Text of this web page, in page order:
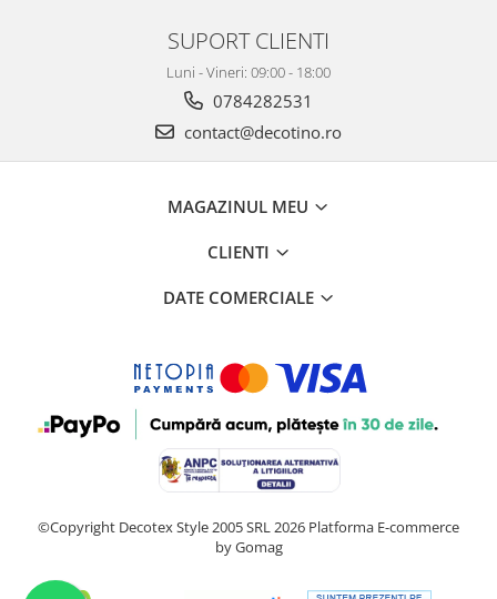
SUPORT CLIENTI
Luni - Vineri: 09:00 - 18:00
0784282531
contact@decotino.ro
MAGAZINUL MEU
CLIENTI
DATE COMERCIALE
©Copyright Decotex Style 2005 SRL 2026 Platforma E-commerce
by Gomag